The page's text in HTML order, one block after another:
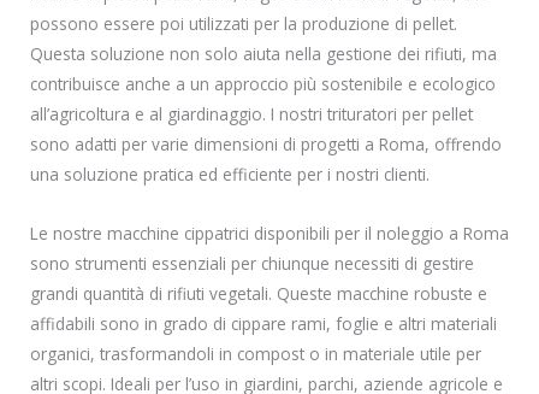
possono essere poi utilizzati per la produzione di pellet.
Questa soluzione non solo aiuta nella gestione dei rifiuti, ma
contribuisce anche a un approccio più sostenibile e ecologico
all’agricoltura e al giardinaggio. I nostri trituratori per pellet
sono adatti per varie dimensioni di progetti a Roma, offrendo
una soluzione pratica ed efficiente per i nostri clienti.
Le nostre macchine cippatrici disponibili per il noleggio a Roma
sono strumenti essenziali per chiunque necessiti di gestire
grandi quantità di rifiuti vegetali. Queste macchine robuste e
affidabili sono in grado di cippare rami, foglie e altri materiali
organici, trasformandoli in compost o in materiale utile per
altri scopi. Ideali per l’uso in giardini, parchi, aziende agricole e